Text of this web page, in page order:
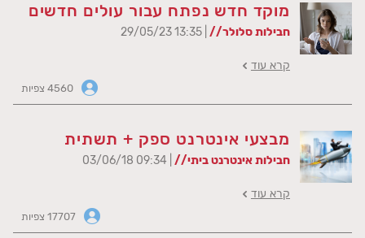
מוקד חדש נפתח עבור עולים חדשים
חבילות סלולר//
קרא עוד
מבצעי אינטרנט ספק + תשתית
חבילות אינטרנט ביתי//
קרא עוד